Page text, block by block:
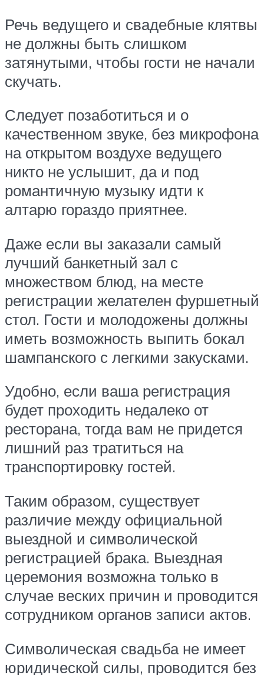
Речь ведущего и свадебные клятвы
не должны быть слишком
затянутыми, чтобы гости не начали
скучать.
Следует позаботиться и о
качественном звуке, без микрофона
на открытом воздухе ведущего
никто не услышит, да и под
романтичную музыку идти к
алтарю гораздо приятнее.
Даже если вы заказали самый
лучший банкетный зал с
множеством блюд, на месте
регистрации желателен фуршетный
стол. Гости и молодожены должны
иметь возможность выпить бокал
шампанского с легкими закусками.
Удобно, если ваша регистрация
будет проходить недалеко от
ресторана, тогда вам не придется
лишний раз тратиться на
транспортировку гостей.
Таким образом, существует
различие между официальной
выездной и символической
регистрацией брака. Выездная
церемония возможна только в
случае веских причин и проводится
сотрудником органов записи актов.
Символическая свадьба не имеет
юридической силы, проводится без